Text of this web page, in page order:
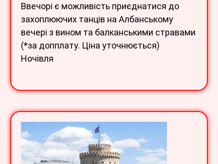
Ввечорі є можливість приєднатися до
захоплюючих танців на Албанському
вечері з вином та балканськими стравами
(*за допплату. Ціна уточнюється)
Ночівля